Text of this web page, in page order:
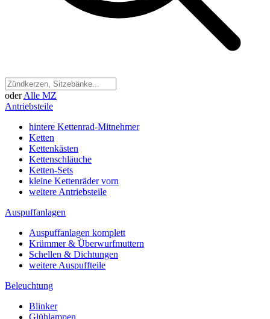
oder Alle MZ
Antriebsteile
hintere Kettenrad-Mitnehmer
Ketten
Kettenkästen
Kettenschläuche
Ketten-Sets
kleine Kettenräder vorn
weitere Antriebsteile
Auspuffanlagen
Auspuffanlagen komplett
Krümmer & Überwurfmuttern
Schellen & Dichtungen
weitere Auspuffteile
Beleuchtung
Blinker
Glühlampen